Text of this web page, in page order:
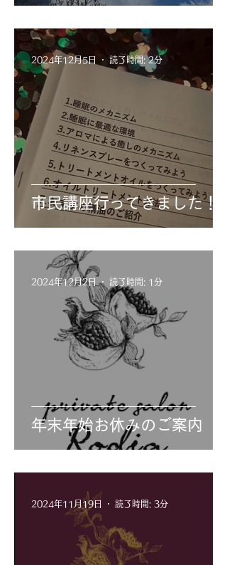
市民講座行ってきました！
2024年12月5日 読了時間: 2分
年末年始お休みのご案内
2024年12月2日 読了時間: 1分
2024年11月19日 読了時間: 3分